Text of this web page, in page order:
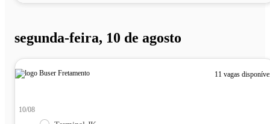
segunda-feira, 10 de agosto
11 vagas
10/08